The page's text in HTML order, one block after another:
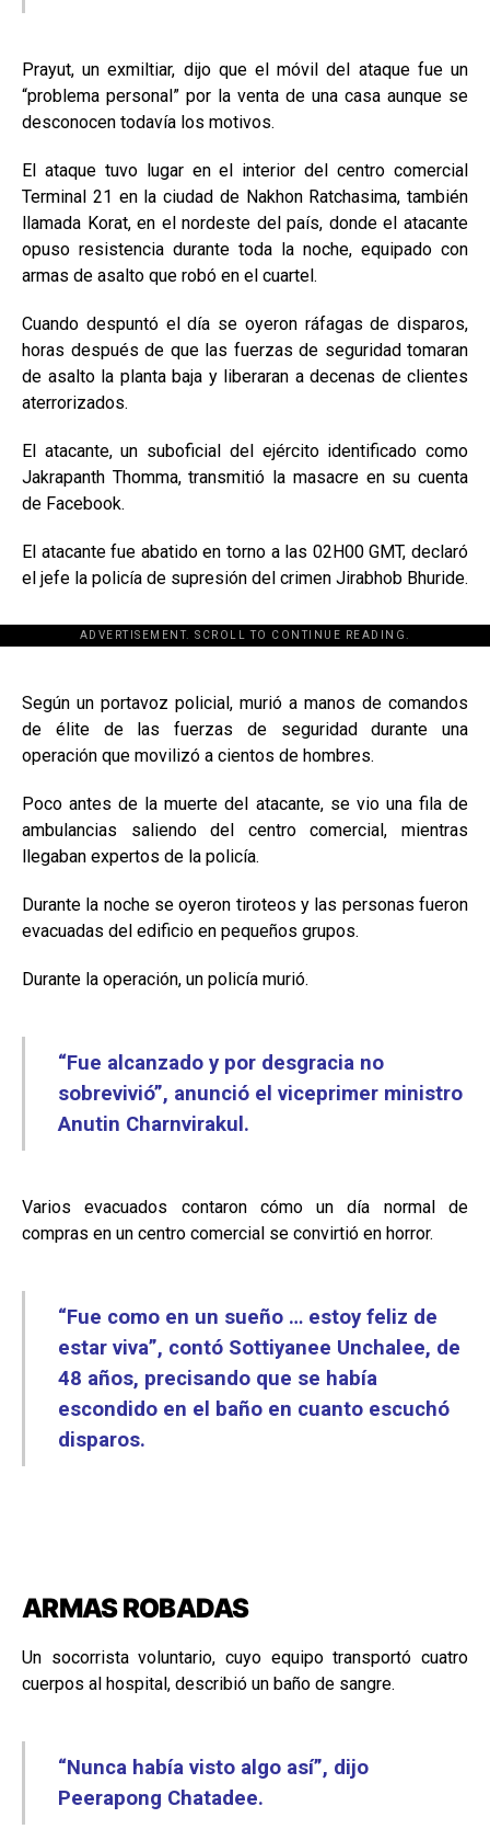
Prayut, un exmiltiar, dijo que el móvil del ataque fue un
“problema personal” por la venta de una casa aunque se
desconocen todavía los motivos.
El ataque tuvo lugar en el interior del centro comercial
Terminal 21 en la ciudad de Nakhon Ratchasima, también
llamada Korat, en el nordeste del país, donde el atacante
opuso resistencia durante toda la noche, equipado con
armas de asalto que robó en el cuartel.
Cuando despuntó el día se oyeron ráfagas de disparos,
horas después de que las fuerzas de seguridad tomaran
de asalto la planta baja y liberaran a decenas de clientes
aterrorizados.
El atacante, un suboficial del ejército identificado como
Jakrapanth Thomma, transmitió la masacre en su cuenta
de Facebook.
El atacante fue abatido en torno a las 02H00 GMT, declaró
el jefe la policía de supresión del crimen Jirabhob Bhuride.
ADVERTISEMENT. SCROLL TO CONTINUE READING.
[adsforwp id="243463"]
Según un portavoz policial, murió a manos de comandos
de élite de las fuerzas de seguridad durante una
operación que movilizó a cientos de hombres.
Poco antes de la muerte del atacante, se vio una fila de
ambulancias saliendo del centro comercial, mientras
llegaban expertos de la policía.
Durante la noche se oyeron tiroteos y las personas fueron
evacuadas del edificio en pequeños grupos.
Durante la operación, un policía murió.
“Fue alcanzado y por desgracia no
sobrevivió”, anunció el viceprimer ministro
Anutin Charnvirakul.
Varios evacuados contaron cómo un día normal de
compras en un centro comercial se convirtió en horror.
“Fue como en un sueño … estoy feliz de
estar viva”, contó Sottiyanee Unchalee, de
48 años, precisando que se había
escondido en el baño en cuanto escuchó
disparos.
ARMAS ROBADAS
Un socorrista voluntario, cuyo equipo transportó cuatro
cuerpos al hospital, describió un baño de sangre.
“Nunca había visto algo así”, dijo
Peerapong Chatadee.